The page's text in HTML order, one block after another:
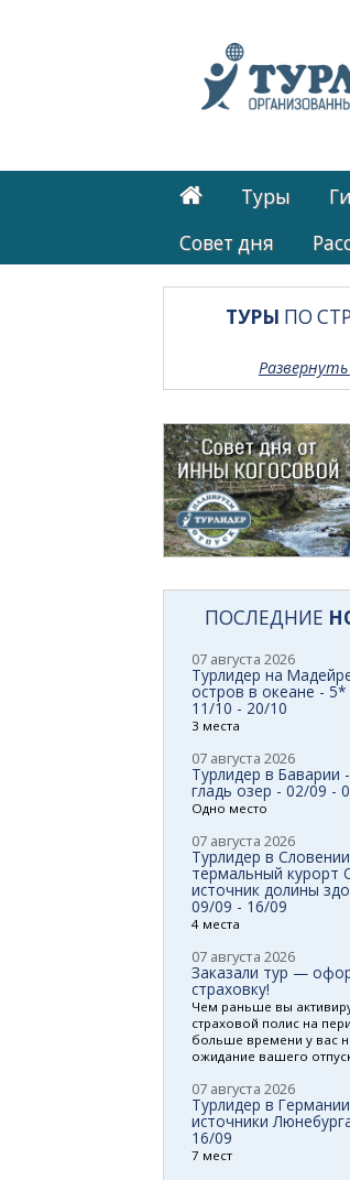
Туры
Cовет дня
ТУРЫ ПО
ПОСЛЕДНИЕ
07 августа 2026
Турлидер на
остров в океане -
11/10 - 20/10
3 места
07 августа 2026
Турлидер в Баварии
гладь озер - 02/09 -
Одно место
07 августа 2026
Турлидер в
термальный курорт
источник долины
09/09 - 16/09
4 места
07 августа 2026
Заказали тур —
страховку!
Чем раньше вы
страховой полис на
больше времени у вас
ожидание вашего
07 августа 2026
Турлидер в
источники
16/09
7 мест